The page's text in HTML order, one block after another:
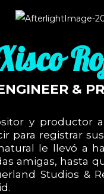
&
y productor
para registrar
le llevó a
amigas, hasta
Studios &